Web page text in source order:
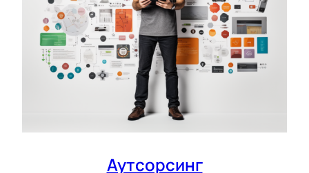
Аутсорсинг